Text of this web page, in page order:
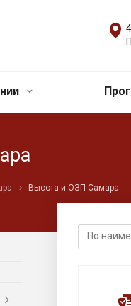
Высота и ОЗП Самара